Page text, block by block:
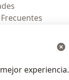
experiencia.